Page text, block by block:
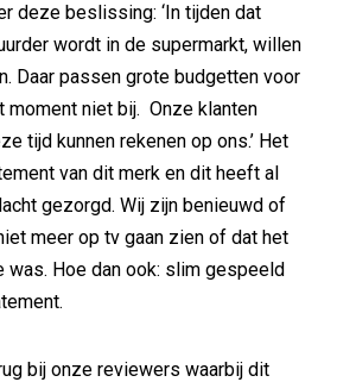
deze beslissing: ‘In tijden dat
wordt in de supermarkt, willen
Daar passen grote budgetten voor
moment niet bij. Onze klanten
tijd kunnen rekenen op ons.’ Het
van dit merk en dit heeft al
gezorgd. Wij zijn benieuwd of
meer op tv gaan zien of dat het
was. Hoe dan ook: slim gespeeld
bij onze reviewers waarbij dit